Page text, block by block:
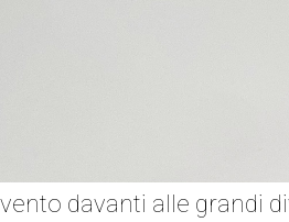
davanti alle grandi